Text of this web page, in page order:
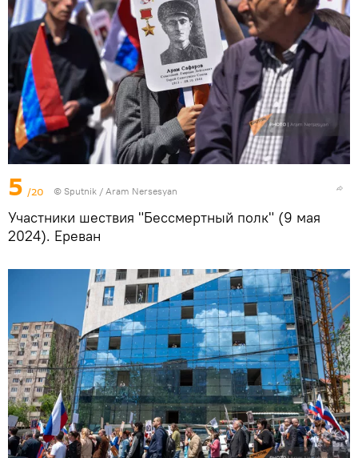
5 /20 © Sputnik / Aram Nersesyan
Участники шествия "Бессмертный полк" (9 мая
2024). Еревaн